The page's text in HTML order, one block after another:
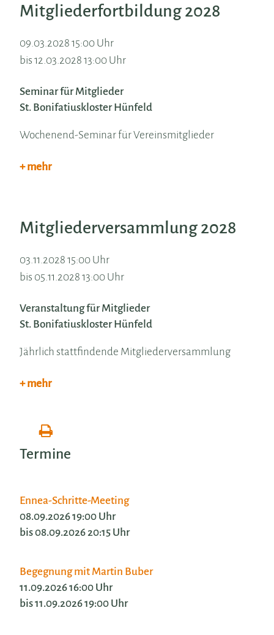
Mitgliederfortbildung 2028
09.03.2028 15:00 Uhr
bis 12.03.2028 13:00 Uhr
Seminar für Mitglieder
St. Bonifatiuskloster Hünfeld
Wochenend-Seminar für Vereinsmitglieder
+ mehr
Mitgliederversammlung 2028
03.11.2028 15:00 Uhr
bis 05.11.2028 13:00 Uhr
Veranstaltung für Mitglieder
St. Bonifatiuskloster Hünfeld
Jährlich stattfindende Mitgliederversammlung
+ mehr
Termine
Ennea-Schritte-Meeting
08.09.2026 19:00 Uhr
bis 08.09.2026 20:15 Uhr
Begegnung mit Martin Buber
11.09.2026 16:00 Uhr
bis 11.09.2026 19:00 Uhr